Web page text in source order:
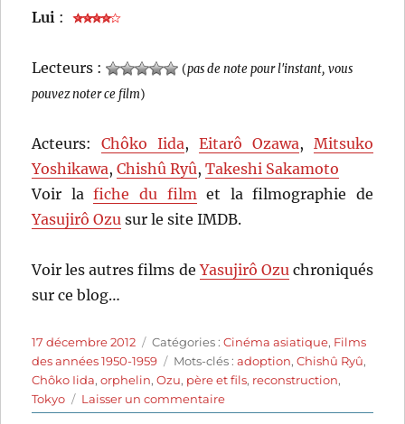
Lui :
Lecteurs : (pas de note pour l'instant, vous
pouvez noter ce film)
Acteurs:Chôko Iida, Eitarô Ozawa, Mitsuko
Yoshikawa,Chishû Ryû,Takeshi Sakamoto
Voir lafiche du film et la filmographie de
Yasujirô Ozu sur le site IMDB.
Voir les autres films deYasujirô Ozu chroniqués
sur ce blog…
Publié
le
17 décembre 2012 Catégories
Catégories :Cinéma asiatique, Films
des années 1950-1959
Étiquettes
Mots-clés :adoption,Chishû Ryû,
Chôko Iida,orphelin,Ozu, père et fils, reconstruction,
Tokyo
Laisser un commentairesur
Récit